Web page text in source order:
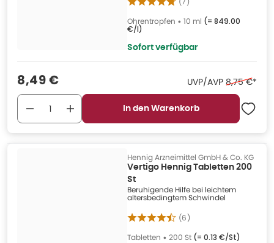
Ohrentropfen • 10 ml (= 849.00
€/l)
Sofort verfügbar
Verkaufspreis
8,49 € UVP/AVP Ehemaliger
8,75 €*
In den Warenkorb
Hennig Arzneimittel GmbH & Co. KG
Vertigo Hennig Tabletten 200
St
Beruhigende Hilfe bei leichtem
altersbedingtem Schwindel
(6)
Tabletten • 200 St (= 0.13 €/St)